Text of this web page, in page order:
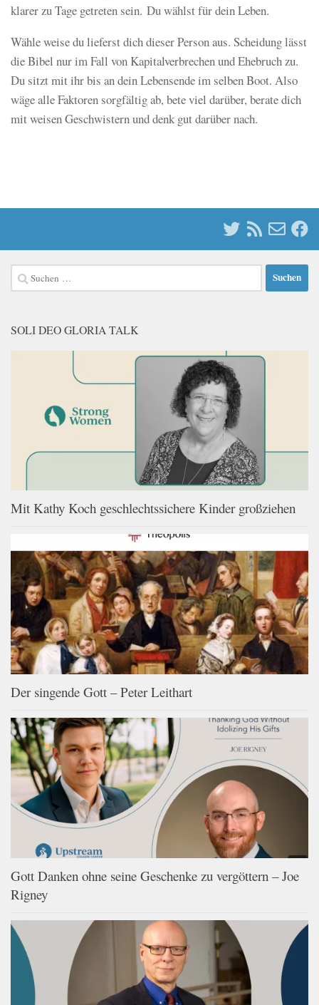
klarer zu Tage getreten sein. Du wählst für dein Leben.
Wähle weise du lieferst dich dieser Person aus. Scheidung lässt
die Bibel nur im Fall von Kapitalverbrechen und Ehebruch zu.
Du sitzt mit ihr bis an dein Lebensende im selben Boot. Also
wäge alle Faktoren sorgfältig ab, bete viel darüber, berate dich
mit weisen Geschwistern und denk gut darüber nach.
Suchen
nach:
SOLI DEO GLORIA TALK
Mit Kathy Koch geschlechtssichere Kinder großziehen
Der singende Gott – Peter Leithart
Gott Danken ohne seine Geschenke zu vergöttern – Joe
Rigney